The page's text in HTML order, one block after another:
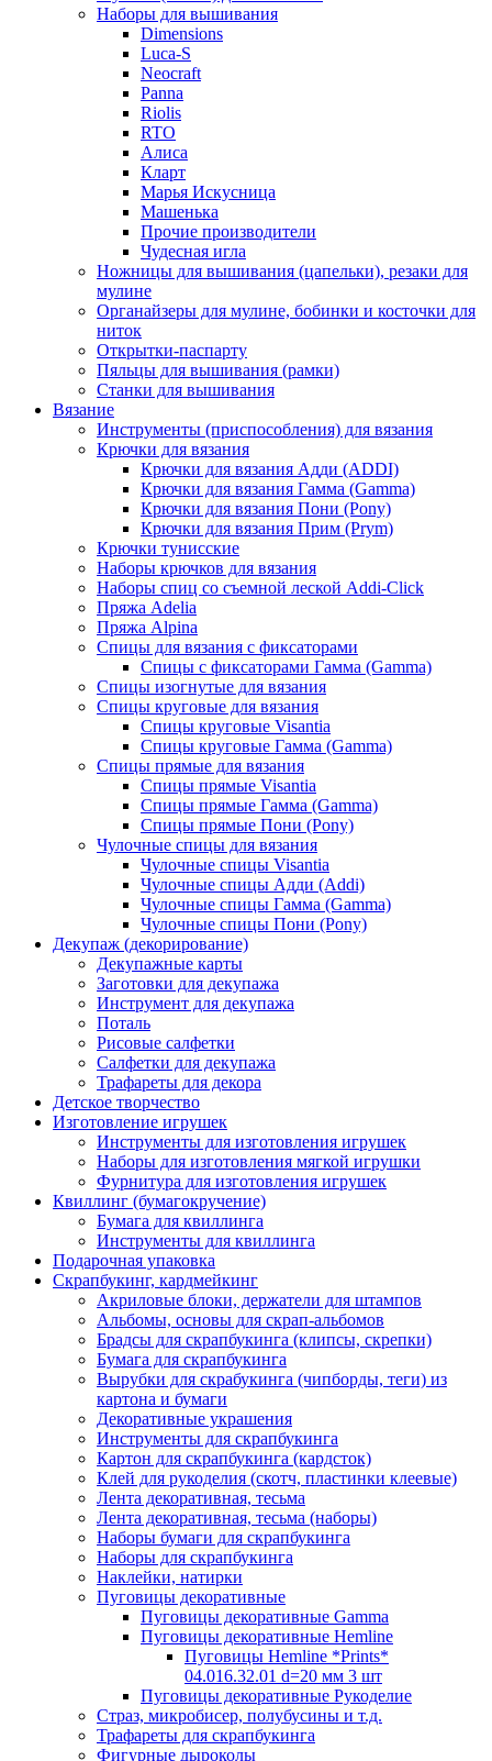
Наборы для вышивания
Dimensions
Luca-S
Neocraft
Panna
Riolis
RTO
Алиса
Кларт
Марья Искусница
Машенька
Прочие производители
Чудесная игла
Ножницы для вышивания (цапельки), резаки для
мулине
Органайзеры для мулине, бобинки и косточки для
ниток
Открытки-паспарту
Пяльцы для вышивания (рамки)
Станки для вышивания
Вязание
Инструменты (приспособления) для вязания
Крючки для вязания
Крючки для вязания Адди (ADDI)
Крючки для вязания Гамма (Gamma)
Крючки для вязания Пони (Pony)
Крючки для вязания Прим (Prym)
Крючки тунисские
Наборы крючков для вязания
Наборы спиц со съемной леской Addi-Click
Пряжа Adelia
Пряжа Alpina
Спицы для вязания с фиксаторами
Спицы с фиксаторами Гамма (Gamma)
Спицы изогнутые для вязания
Спицы круговые для вязания
Спицы круговые Visantia
Спицы круговые Гамма (Gamma)
Спицы прямые для вязания
Спицы прямые Visantia
Спицы прямые Гамма (Gamma)
Спицы прямые Пони (Pony)
Чулочные спицы для вязания
Чулочные спицы Visantia
Чулочные спицы Адди (Addi)
Чулочные спицы Гамма (Gamma)
Чулочные спицы Пони (Pony)
Декупаж (декорирование)
Декупажные карты
Заготовки для декупажа
Инструмент для декупажа
Поталь
Рисовые салфетки
Салфетки для декупажа
Трафареты для декора
Детское творчество
Изготовление игрушек
Инструменты для изготовления игрушек
Наборы для изготовления мягкой игрушки
Фурнитура для изготовления игрушек
Квиллинг (бумагокручение)
Бумага для квиллинга
Инструменты для квиллинга
Подарочная упаковка
Скрапбукинг, кардмейкинг
Акриловые блоки, держатели для штампов
Альбомы, основы для скрап-альбомов
Брадсы для скрапбукинга (клипсы, скрепки)
Бумага для скрапбукинга
Вырубки для скрабукинга (чипборды, теги) из
картона и бумаги
Декоративные украшения
Инструменты для скрапбукинга
Картон для скрапбукинга (кардсток)
Клей для рукоделия (скотч, пластинки клеевые)
Лента декоративная, тесьма
Лента декоративная, тесьма (наборы)
Наборы бумаги для скрапбукинга
Наборы для скрапбукинга
Наклейки, натирки
Пуговицы декоративные
Пуговицы декоративные Gamma
Пуговицы декоративные Hemline
Пуговицы Hemline *Prints*
04.016.32.01 d=20 мм 3 шт
Пуговицы декоративные Рукоделие
Страз, микробисер, полубусины и т.д.
Трафареты для скрапбукинга
Фигурные дыроколы